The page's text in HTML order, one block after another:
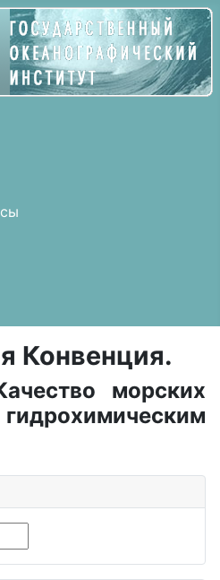
Конвенция.
морских